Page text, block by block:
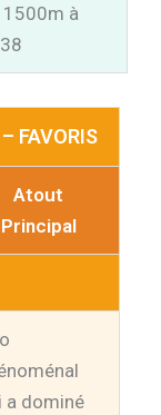
1500m à
FAVORIS
Atout
Principal
a dominé